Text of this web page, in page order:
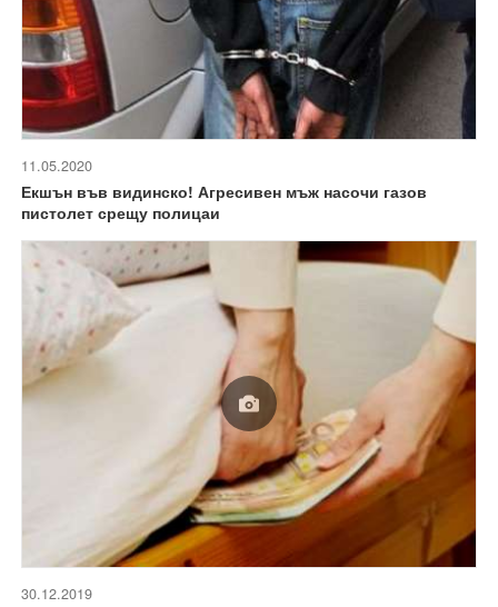
11.05.2020
Екшън във видинско! Агресивен мъж насочи газов
пистолет срещу полицаи
30.12.2019